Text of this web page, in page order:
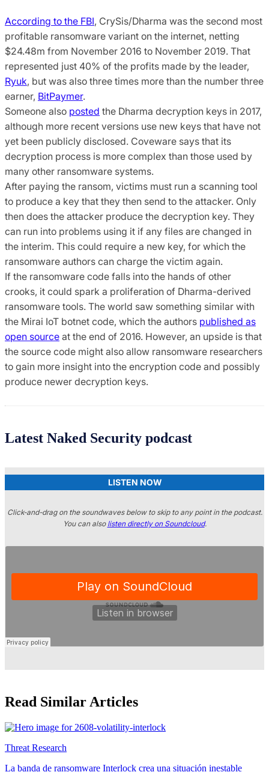
According to the FBI, CrySis/Dharma was the second most
profitable ransomware variant on the internet, netting
$24.48m from November 2016 to November 2019. That
represented just 40% of the profits made by the leader,
Ryuk, but was also three times more than the number three
earner, BitPaymer.
Someone also posted the Dharma decryption keys in 2017,
although more recent versions use new keys that have not
yet been publicly disclosed. Coveware says that its
decryption process is more complex than those used by
many other ransomware systems.
After paying the ransom, victims must run a scanning tool
to produce a key that they then send to the attacker. Only
then does the attacker produce the decryption key. They
can run into problems using it if any files are changed in
the interim. This could require a new key, for which the
ransomware authors can charge the victim again.
If the ransomware code falls into the hands of other
crooks, it could spark a proliferation of Dharma-derived
ransomware tools. The world saw something similar with
the Mirai IoT botnet code, which the authors published as
open source at the end of 2016. However, an upside is that
the source code might also allow ransomware researchers
to gain more insight into the encryption code and possibly
produce newer decryption keys.
Latest Naked Security podcast
LISTEN NOW
Click-and-drag on the soundwaves below to skip to any point in the podcast.
You can also listen directly on Soundcloud.
Read Similar Articles
Threat Research
La banda de ransomware Interlock crea una situación inestable